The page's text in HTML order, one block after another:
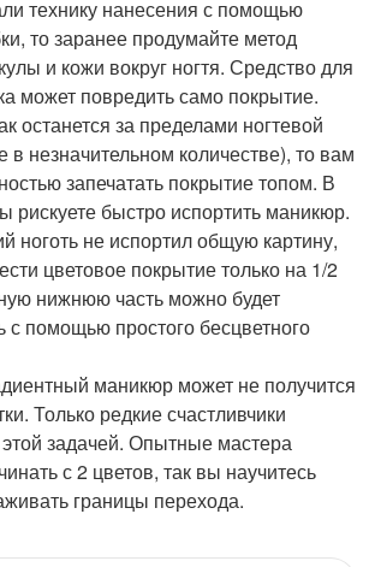
технику нанесения с помощью
то заранее продумайте метод
и кожи вокруг ногтя. Средство для
может повредить само покрытие.
останется за пределами ногтевой
в незначительном количестве), то вам
запечатать покрытие топом. В
рискуете быстро испортить маникюр.
ноготь не испортил общую картину,
цветовое покрытие только на 1/2
нижнюю часть можно будет
с помощью простого бесцветного
маникюр может не получится
Только редкие счастливчики
задачей. Опытные мастера
с 2 цветов, так вы научитесь
границы перехода.